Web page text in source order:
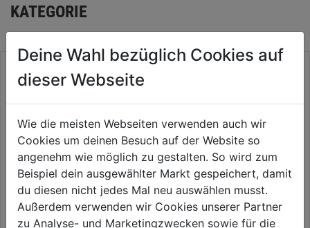
KATEGORIE
Metallbohrer HSS-G
THUNDERWEB DIN 338,
Spiralbohrer HSS DIN 338
geschliffen
0.0 (0)
0.0
Deine Wahl bezüglich Cookies auf
dieser Webseite
Wie die meisten Webseiten verwenden auch wir
Cookies um deinen Besuch auf der Website so
angenehm wie möglich zu gestalten. So wird zum
Beispiel dein ausgewählter Markt gespeichert, damit
du diesen nicht jedes Mal neu auswählen musst.
Außerdem verwenden wir Cookies unserer Partner
zu Analyse- und Marketingzwecken sowie für die